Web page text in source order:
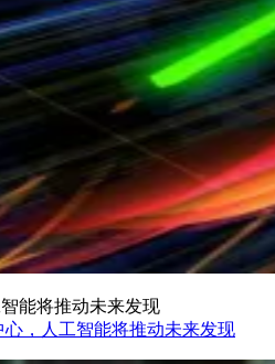
能将推动未来发现
，人工智能将推动未来发现